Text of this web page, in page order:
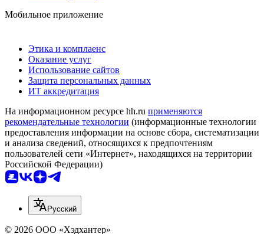
Мобильное приложение
Этика и комплаенс
Оказание услуг
Использование сайтов
Защита персональных данных
ИТ аккредитация
На информационном ресурсе hh.ru применяются
рекомендательные технологии (информационные технологии
предоставления информации на основе сбора, систематизации
и анализа сведений, относящихся к предпочтениям
пользователей сети «Интернет», находящихся на территории
Российской Федерации)
Русский
© 2026 ООО «Хэдхантер»